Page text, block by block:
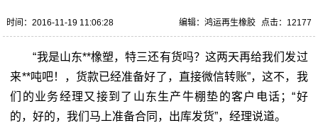
时间：2016-11-19 11:06:28 点击：12177
编辑：鸿运再生橡胶
“我是山东**橡塑，特三还有货吗？这两天再给我们发过
来**吨吧！，货款已经准备好了，直接微信转账”，这不，我
们的业务经理又接到了山东生产牛棚垫的客户电话；“好
的，好的，我们马上准备合同，出库发货”，经理说道。